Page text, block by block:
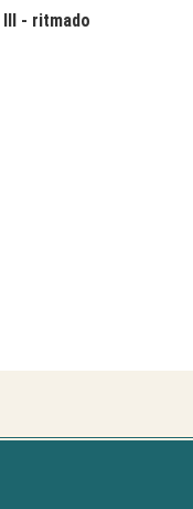
- ritmado